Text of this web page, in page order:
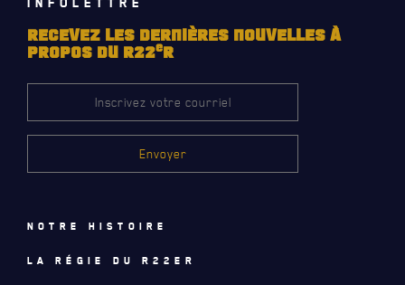
LERÉGIMENT
LA CITADELLE DE QUÉBEC
RECEVEZ LES DERNIÈRES NOUVELLES À
PROPOS DU R22eR
Notre histoire
La régie du R22eR